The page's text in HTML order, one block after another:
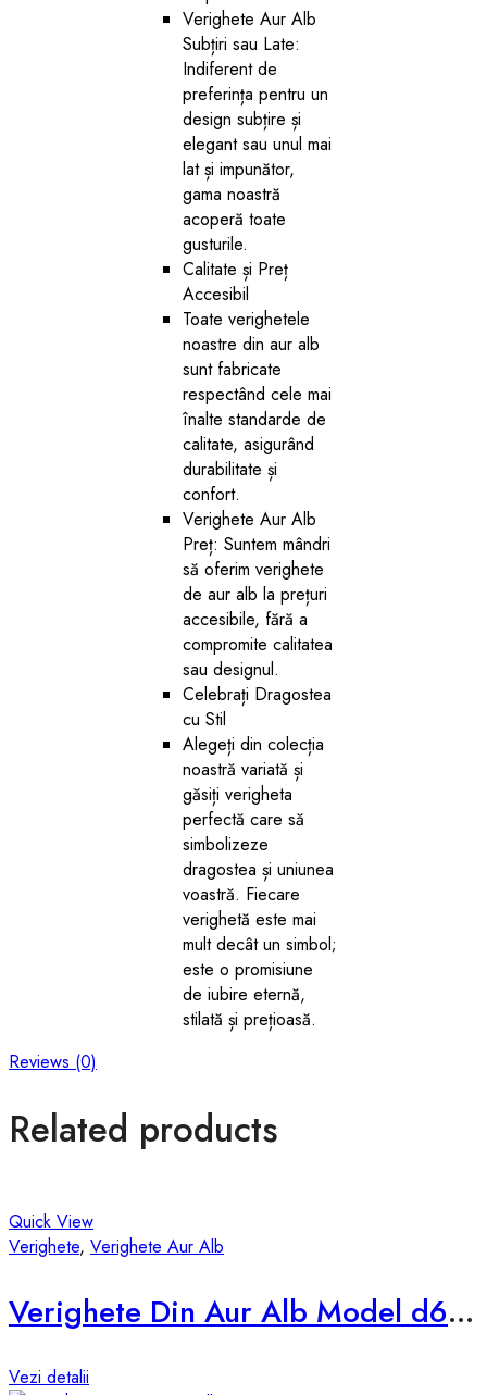
Verighete Aur Alb
Subțiri sau Late:
Indiferent de
preferința pentru un
design subțire și
elegant sau unul mai
lat și impunător,
gama noastră
acoperă toate
gusturile.
Calitate și Preț
Accesibil
Toate verighetele
noastre din aur alb
sunt fabricate
respectând cele mai
înalte standarde de
calitate, asigurând
durabilitate și
confort.
Verighete Aur Alb
Preț: Suntem mândri
să oferim verighete
de aur alb la prețuri
accesibile, fără a
compromite calitatea
sau designul.
Celebrați Dragostea
cu Stil
Alegeți din colecția
noastră variată și
găsiți verigheta
perfectă care să
simbolizeze
dragostea și uniunea
voastră. Fiecare
verighetă este mai
mult decât un simbol;
este o promisiune
de iubire eternă,
stilată și prețioasă.
Reviews (0)
Related products
Quick View
Verighete, Verighete Aur Alb
Verighete Din Aur Alb Model d631-a
Vezi detalii